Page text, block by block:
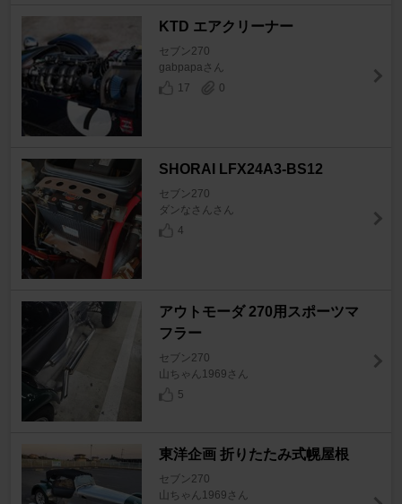
KTD エアクリーナー
セブン270
gabpapaさん
17
0
SHORAI LFX24A3-BS12
セブン270
ダンなさんさん
4
アウトモーダ 270用スポーツマ
フラー
セブン270
山ちゃん1969さん
5
東洋企画 折りたたみ式幌屋根
セブン270
山ちゃん1969さん